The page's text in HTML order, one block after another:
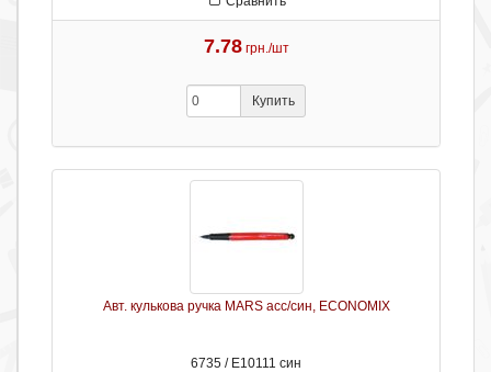
7.78 грн./шт
Купить
Авт. кулькова ручка MARS асс/син, ECONOMIX
6735 / Е10111 син